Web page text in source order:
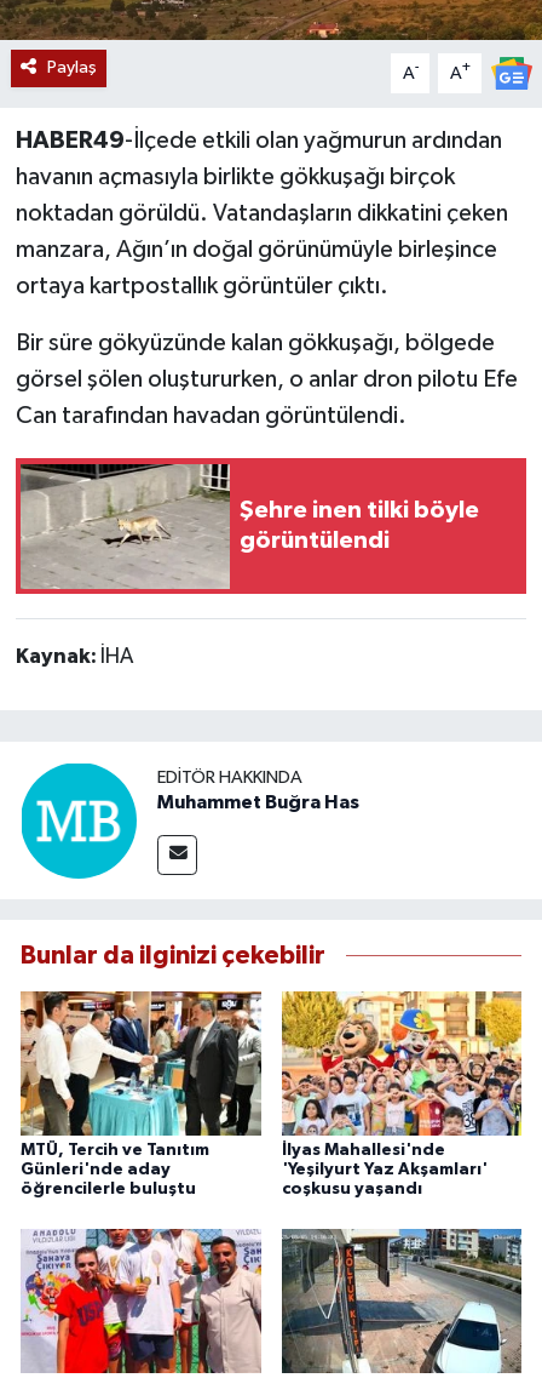
Paylaş A- A+
HABER49-İlçede etkili olan yağmurun ardından
havanın açmasıyla birlikte gökkuşağı birçok
noktadan görüldü. Vatandaşların dikkatini çeken
manzara, Ağın’ın doğal görünümüyle birleşince
ortaya kartpostallık görüntüler çıktı.
Bir süre gökyüzünde kalan gökkuşağı, bölgede
görsel şölen oluştururken, o anlar dron pilotu Efe
Can tarafından havadan görüntülendi.
Şehre inen tilki böyle
görüntülendi
Kaynak: İHA
EDITÖR HAKKINDA
Muhammet Buğra Has
Bunlar da ilginizi çekebilir
MTÜ, Tercih ve Tanıtım
Günleri'nde aday
öğrencilerle buluştu
İlyas Mahallesi'nde
'Yeşilyurt Yaz Akşamları'
coşkusu yaşandı
Hasköy
Malazgirt
Varto